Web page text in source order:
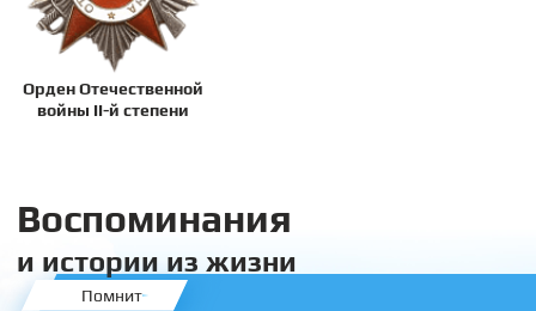
Орден Отечественной
войны II-й степени
Воспоминания
и истории из жизни
Помнит